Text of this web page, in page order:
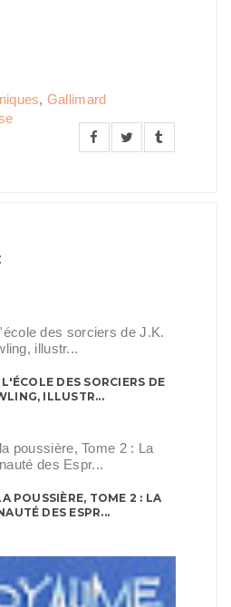
, Gallimard
DES SORCIERS DE
ILLUSTR...
POUSSIÈRE, TOME 2 : LA
DES ESPR...